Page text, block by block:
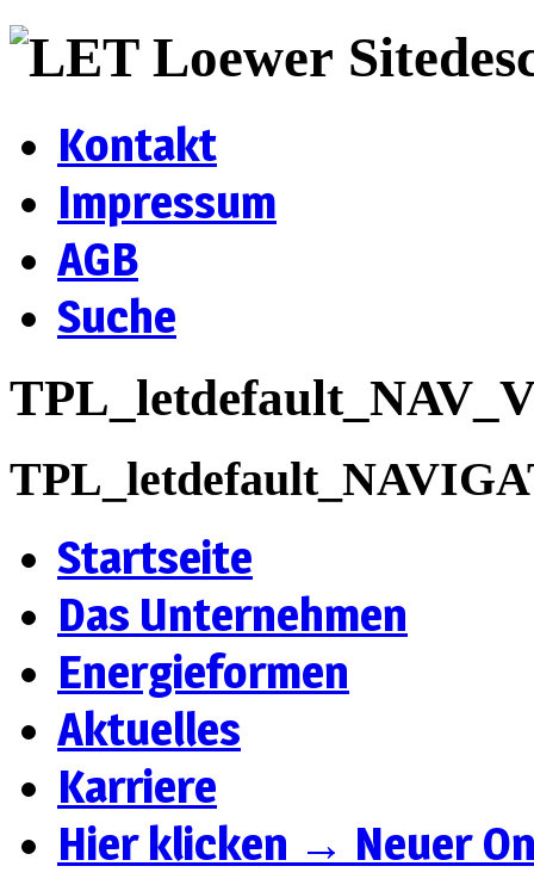
Kontakt
Impressum
AGB
Suche
Startseite
Das Unternehmen
Energieformen
Aktuelles
Karriere
Hier klicken → Neuer